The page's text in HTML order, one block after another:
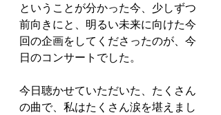
ということが分かった今、少しずつ
前向きにと、明るい未来に向けた今
回の企画をしてくださったのが、今
日のコンサートでした。
今日聴かせていただいた、たくさん
の曲で、私はたくさん涙を堪えまし